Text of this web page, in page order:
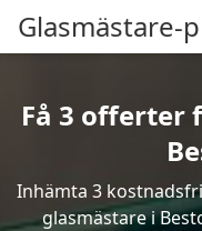
Glasmästare-
Få 3 offerter
Inhämta 3
glasmästare i